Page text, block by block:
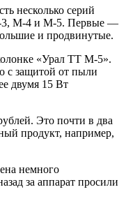
несколько серий
3, М-4 и М-5. Первые —
и продвинутые.
«Урал ТТ М-5».
с защитой от пыли
двумя 15 Вт
Это почти в два
продукт, например,
немного
за аппарат просили